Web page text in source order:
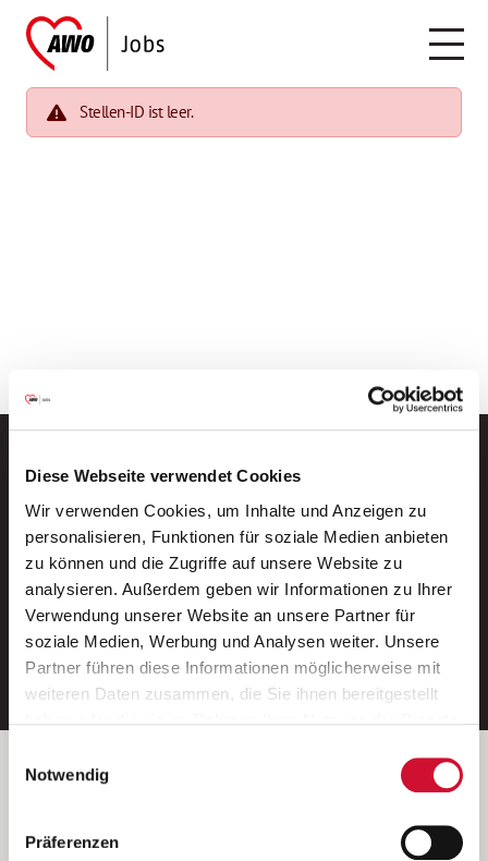
Diese Webseite verwendet Cookies
Wir verwenden Cookies, um Inhalte und Anzeigen zu
personalisieren, Funktionen für soziale Medien anbieten
zu können und die Zugriffe auf unsere Website zu
analysieren. Außerdem geben wir Informationen zu Ihrer
Verwendung unserer Website an unsere Partner für
soziale Medien, Werbung und Analysen weiter. Unsere
Partner führen diese Informationen möglicherweise mit
weiteren Daten zusammen, die Sie ihnen bereitgestellt
Wenn Sie auf „Cookies zulassen“ klicken, so stimmen
Sie der Speicherung sämtlicher Cookies zu. Sie können
Ihre Einwilligung selbstverständlich jederzeit widerrufen,
indem Sie die Cookie-Einstellungen aufrufen und diese
Notwendig
Präferenzen
Stellen-ID ist leer.
Neue Stellen per E-Mail.
Ein kostenloser Service von AWO
Jobs.
E-Mail-Adresse eintragen
Betreiber der Webseite
Kantstraße 45a